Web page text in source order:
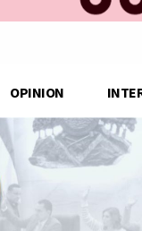
OPINION